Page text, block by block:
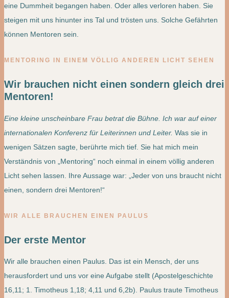
eine Dummheit begangen haben. Oder alles verloren haben. Sie
steigen mit uns hinunter ins Tal und trösten uns. Solche Gefährten
können Mentoren sein.
MENTORING IN EINEM VÖLLIG ANDEREN LICHT SEHEN
Wir brauchen nicht einen sondern gleich drei
Mentoren!
Eine kleine unscheinbare Frau betrat die Bühne. Ich war auf einer
internationalen Konferenz für Leiterinnen und Leiter. Was sie in
wenigen Sätzen sagte, berührte mich tief. Sie hat mich mein
Verständnis von „Mentoring“ noch einmal in einem völlig anderen
Licht sehen lassen. Ihre Aussage war: „Jeder von uns braucht nicht
einen, sondern drei Mentoren!“
WIR ALLE BRAUCHEN EINEN PAULUS
Der erste Mentor
Wir alle brauchen einen Paulus. Das ist ein Mensch, der uns
herausfordert und uns vor eine Aufgabe stellt (Apostelgeschichte
16,11; 1. Timotheus 1,18; 4,11 und 6,2b). Paulus traute Timotheus